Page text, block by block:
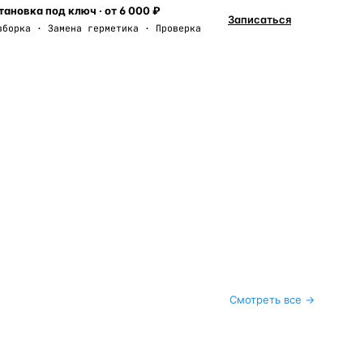
под ключ · от 6 000 ₽
· Замена герметика · Проверка
Записаться
Смотреть все →